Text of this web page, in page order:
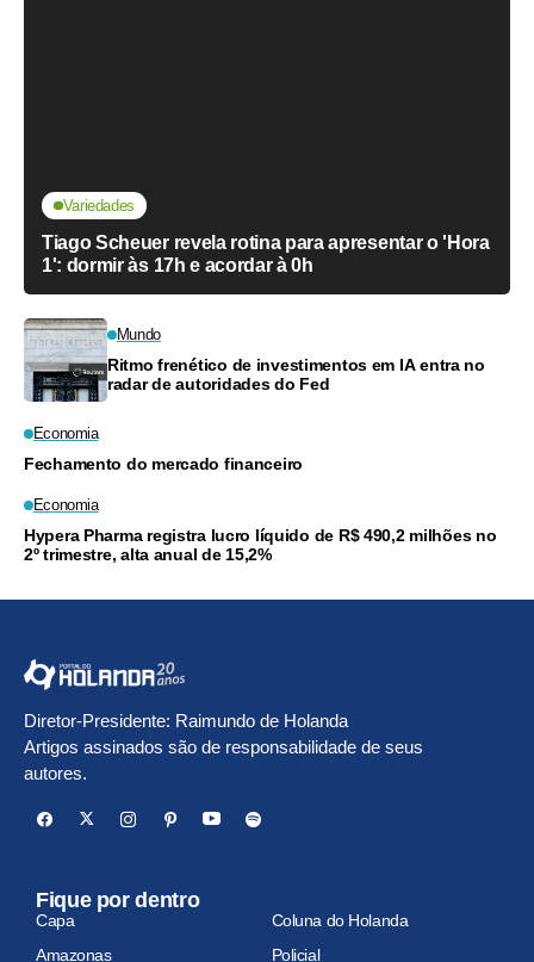
Variedades
Tiago Scheuer revela rotina para apresentar o 'Hora
1': dormir às 17h e acordar à 0h
Mundo
Ritmo frenético de investimentos em IA entra no
radar de autoridades do Fed
Economia
Fechamento do mercado financeiro
Economia
Hypera Pharma registra lucro líquido de R$ 490,2 milhões no
2º trimestre, alta anual de 15,2%
Diretor-Presidente: Raimundo de Holanda
Artigos assinados são de responsabilidade de seus
autores.
Fique por dentro
Capa
Coluna do Holanda
Amazonas
Policial